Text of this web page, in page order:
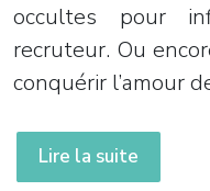
occultes pour
recruteur. Ou
conquérir l’amour
Lire la suite